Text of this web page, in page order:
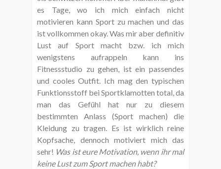
es Tage, wo ich mich einfach nicht
motivieren kann Sport zu machen und das
ist vollkommen okay. Was mir aber definitiv
Lust auf Sport macht bzw. ich mich
wenigstens aufrappeln kann ins
Fitnessstudio zu gehen, ist ein passendes
und cooles Outfit. Ich mag den typischen
Funktionsstoff bei Sportklamotten total, da
man das Gefühl hat nur zu diesem
bestimmten Anlass (Sport machen) die
Kleidung zu tragen. Es ist wirklich reine
Kopfsache, dennoch motiviert mich das
sehr! Was ist eure Motivation, wenn ihr mal
keine Lust zum Sport machen habt?